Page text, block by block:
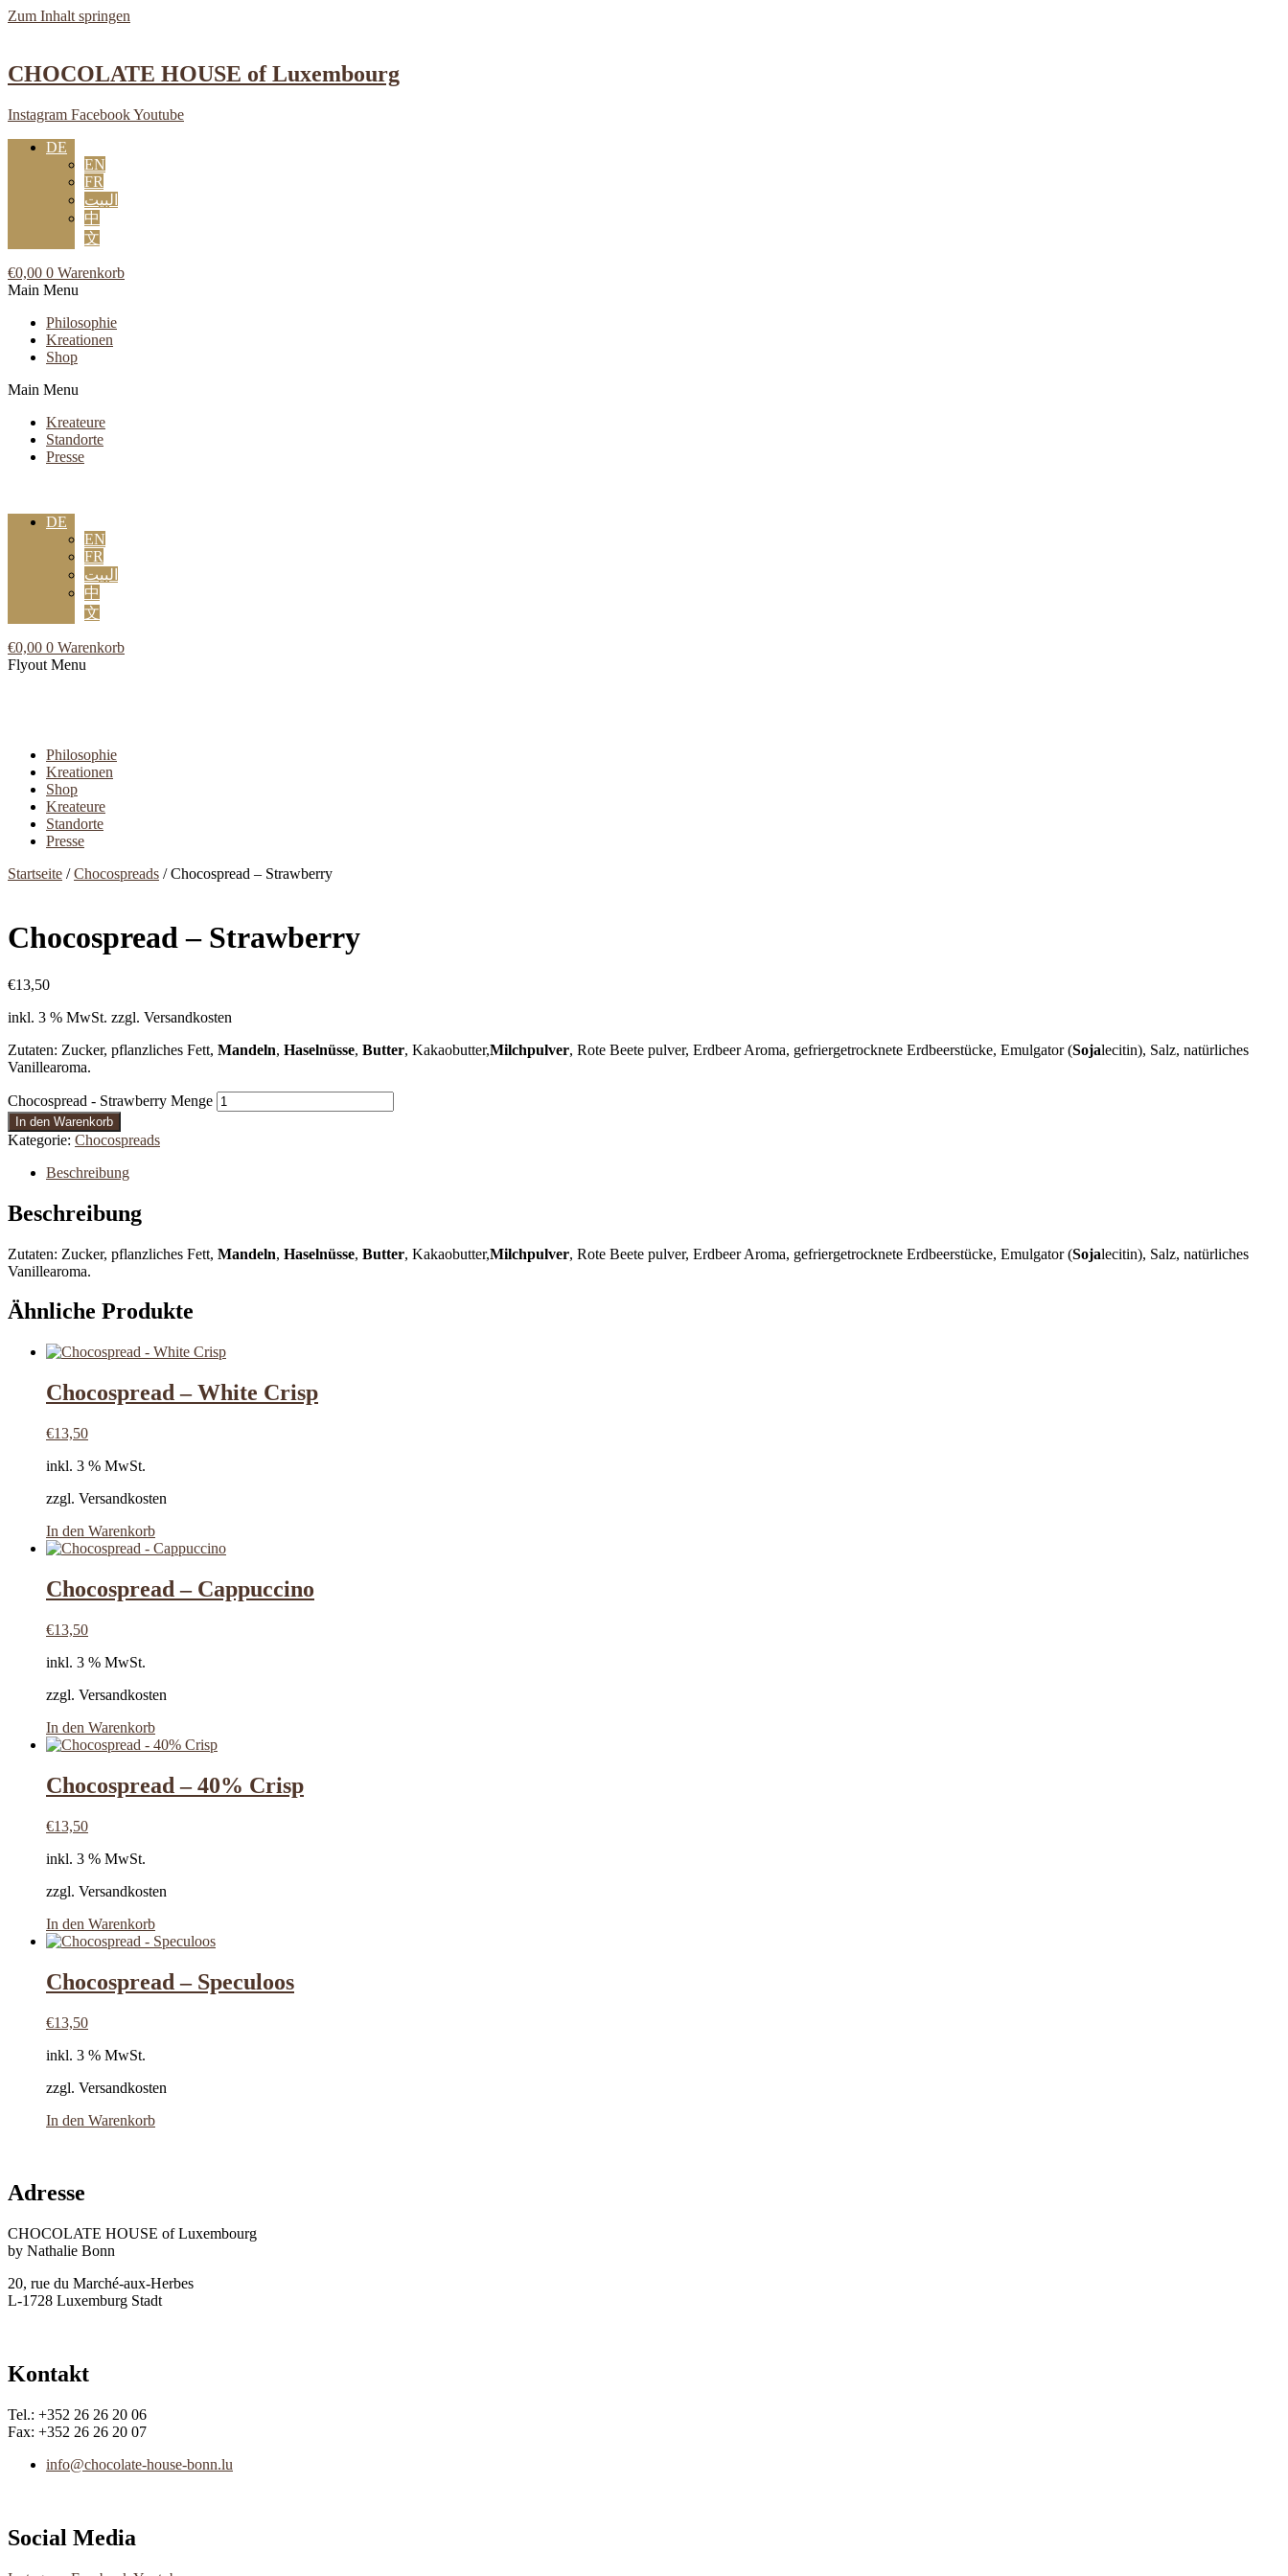
Zum Inhalt springen
CHOCOLATE HOUSE of Luxembourg
Instagram FacebookYoutube
DE
EN
FR
البيت
中
文
€0,00 0 Warenkorb
Main Menu
Philosophie
Kreationen
Shop
Main Menu
Kreateure
Standorte
Presse
DE
EN
FR
البيت
中
文
€0,00 0 Warenkorb
Flyout Menu
Philosophie
Kreationen
Shop
Kreateure
Standorte
Presse
Startseite /Chocospreads / Chocospread – Strawberry
Chocospread – Strawberry
€13,50
inkl. 3 % MwSt. zzgl. Versandkosten
Zutaten: Zucker, pflanzliches Fett, Mandeln, Haselnüsse, Butter, Kakaobutter,Milchpulver, Rote Beete pulver, Erdbeer Aroma, gefriergetrocknete Erdbeerstücke, Emulgator (Sojalecitin), Salz, natürliches
Vanillearoma.
Chocospread - Strawberry Menge
In den Warenkorb
Kategorie: Chocospreads
Beschreibung
Beschreibung
Zutaten: Zucker, pflanzliches Fett, Mandeln, Haselnüsse, Butter, Kakaobutter,Milchpulver, Rote Beete pulver, Erdbeer Aroma, gefriergetrocknete Erdbeerstücke, Emulgator (Sojalecitin), Salz, natürliches
Vanillearoma.
Ähnliche Produkte
Chocospread – White Crisp
€13,50
inkl. 3 % MwSt.
zzgl. Versandkosten
In den Warenkorb
Chocospread – Cappuccino
€13,50
inkl. 3 % MwSt.
zzgl. Versandkosten
In den Warenkorb
Chocospread – 40% Crisp
€13,50
inkl. 3 % MwSt.
zzgl. Versandkosten
In den Warenkorb
Chocospread – Speculoos
€13,50
inkl. 3 % MwSt.
zzgl. Versandkosten
In den Warenkorb
Adresse
CHOCOLATE HOUSE of Luxembourg
by Nathalie Bonn
20, rue du Marché-aux-Herbes
L-1728 Luxemburg Stadt
Kontakt
Tel.: +352 26 26 20 06
Fax: +352 26 26 20 07
info@chocolate-house-bonn.lu
Social Media